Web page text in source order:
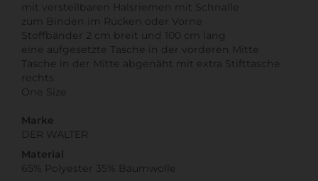
mit verstellbaren Halsriemen mit Schnalle
zum Binden im Rücken oder Vorne
Stoffbänder 2 cm breit und 100 cm lang
eine aufgesetzte Tasche in der vorderen Mitte
Tasche in der Mitte abgenäht mit extra Stifttasche
rechts
One Size
Marke
DER WALTER
Material
65% Polyester 35% Baumwolle